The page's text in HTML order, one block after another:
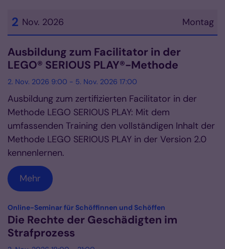
Montag
2 Nov. 2026
Datum: 2. November 2026
Ausbildung zum Facilitator in der
LEGO® SERIOUS PLAY®-Methode
2. Nov. 2026 9:00 - 5. Nov. 2026 17:00
Ausbildung zum zertifizierten Facilitator in der
Methode LEGO SERIOUS PLAY: Mit dem
umfassenden Training den vollständigen Inhalt der
Methode LEGO SERIOUS PLAY in der Version 2.0
kennenlernen.
Mehr
Online-Seminar für Schöffinnen und Schöffen
Die Rechte der Geschädigten im
Strafprozess